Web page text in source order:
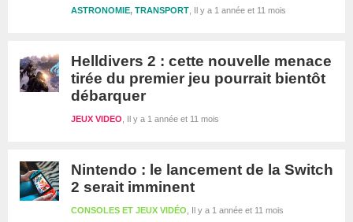
Il y a 1 année et 11 mois
ASTRONOMIE, TRANSPORT
Helldivers 2 : cette nouvelle menace
tirée du premier jeu pourrait bientôt
débarquer
Il y a 1 année et 11 mois
JEUX VIDEO
Nintendo : le lancement de la Switch
2 serait imminent
Il y a 1 année et 11 mois
CONSOLES ET JEUX VIDÉO